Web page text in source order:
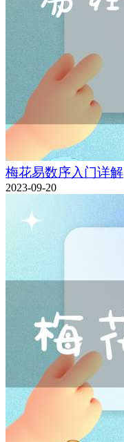
梅花易数序入门详解
2023-09-20